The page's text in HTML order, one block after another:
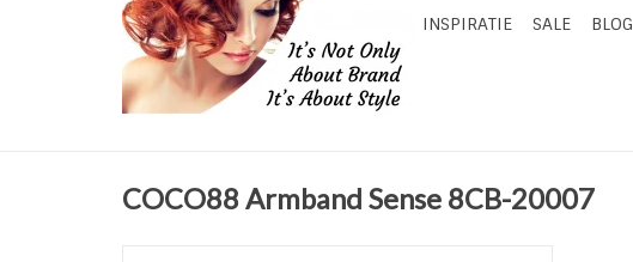
INSPIRATIE
SALE BLOG
COCO88 Armband Sense 8CB-20007